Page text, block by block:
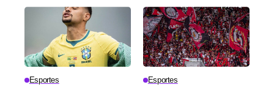
Esportes Esportes